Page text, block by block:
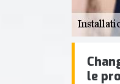
le